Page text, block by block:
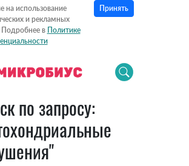
на использование
и рекламных
Подробнее в Политике
Принять
по запросу: